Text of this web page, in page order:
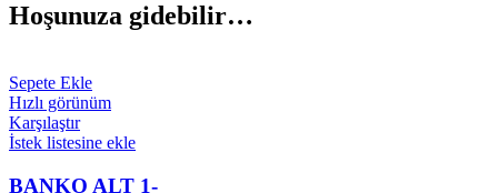
Hoşunuza gidebilir…
Sepete Ekle
Hızlı görünüm
Karşılaştır
İstek listesine ekle
BANKO ALT 1-